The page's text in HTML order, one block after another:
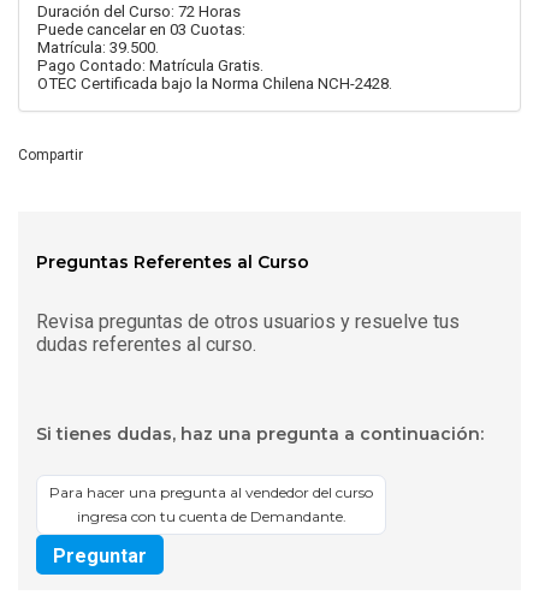
Duración del Curso: 72 Horas
Puede cancelar en 03 Cuotas:
Matrícula: 39.500.
Pago Contado: Matrícula Gratis.
OTEC Certificada bajo la Norma Chilena NCH-2428.
Compartir
Preguntas Referentes al Curso
Revisa preguntas de otros usuarios y resuelve tus
dudas referentes al curso.
Si tienes dudas, haz una pregunta a continuación:
Para hacer una pregunta al vendedor del curso
ingresa con tu cuenta de Demandante.
Preguntar